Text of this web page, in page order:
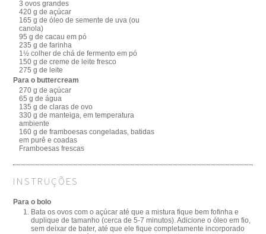
3 ovos grandes
420 g de açúcar
165 g de óleo de semente de uva (ou
canola)
95 g de cacau em pó
235 g de farinha
1½ colher de chá de fermento em pó
150 g de creme de leite fresco
275 g de leite
Para o buttercream
270 g de açúcar
65 g de água
135 g de claras de ovo
330 g de manteiga, em temperatura
ambiente
160 g de framboesas congeladas, batidas
em purê e coadas
Framboesas frescas
INSTRUÇÕES
Para o bolo
Bata os ovos com o açúcar até que a mistura fique bem fofinha e
duplique de tamanho (cerca de 5-7 minutos). Adicione o óleo em fio,
sem deixar de bater, até que ele fique completamente incorporado